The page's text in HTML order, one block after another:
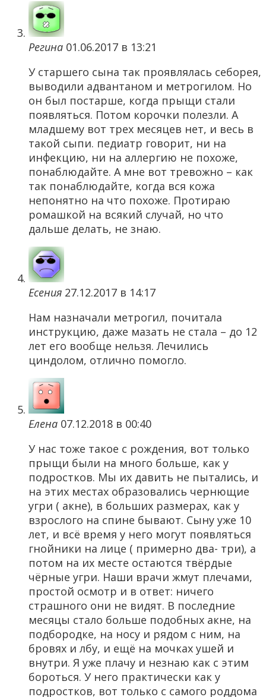
Регина 01.06.2017 в 13:21
У старшего сына так проявлялась себорея,
выводили адвантаном и метрогилом. Но
он был постарше, когда прыщи стали
появляться. Потом корочки полезли. А
младшему вот трех месяцев нет, и весь в
такой сыпи. педиатр говорит, ни на
инфекцию, ни на аллергию не похоже,
понаблюдайте. А мне вот тревожно – как
так понаблюдайте, когда вся кожа
непонятно на что похоже. Протираю
ромашкой на всякий случай, но что
дальше делать, не знаю.
Есения 27.12.2017 в 14:17
Нам назначали метрогил, почитала
инструкцию, даже мазать не стала – до 12
лет его вообще нельзя. Лечились
циндолом, отлично помогло.
Елена 07.12.2018 в 00:40
У нас тоже такое с рождения, вот только
прыщи были на много больше, как у
подростков. Мы их давить не пытались, и
на этих местах образовались чернющие
угри ( акне), в больших размерах, как у
взрослого на спине бывают. Сыну уже 10
лет, и всё время у него могут появляться
гнойники на лице ( примерно два- три), а
потом на их месте остаются твёрдые
чёрные угри. Наши врачи жмут плечами,
простой осмотр и в ответ: ничего
страшного они не видят. В последние
месяцы стало больше подобных акне, на
подбородке, на носу и рядом с ним, на
бровях и лбу, и ещё на мочках ушей и
внутри. Я уже плачу и незнаю как с этим
бороться. У него практически как у
подростков, вот только с самого роддома